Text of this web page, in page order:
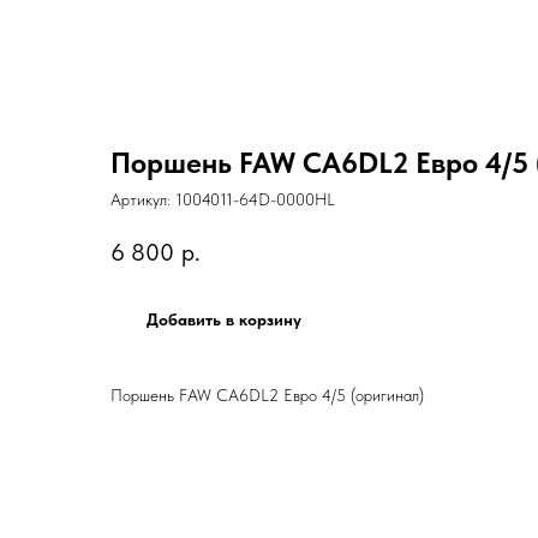
Поршень FAW CA6DL2 Евро 4/5
Артикул: 1004011-64D-0000HL
6 800 р.
Добавить в корзину
Поршень FAW CA6DL2 Евро 4/5 (оригинал)